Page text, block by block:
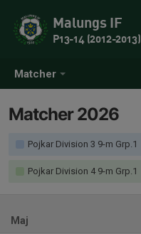
Matcher
Malungs IF
P13-14 (2012-2013)
Matcher 2026
Pojkar Division 3 9-m Grp.1
Pojkar Division 4 9-m Grp.1
Maj